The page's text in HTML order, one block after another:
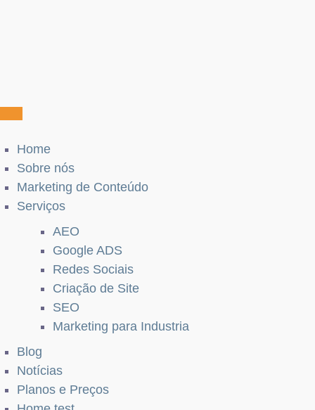
Home
Sobre nós
Marketing de Conteúdo
Serviços
AEO
Google ADS
Redes Sociais
Criação de Site
SEO
Marketing para Industria
Blog
Notícias
Planos e Preços